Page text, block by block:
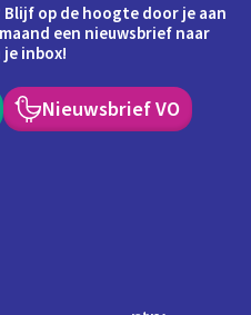
op de hoogte door je aan
een nieuwsbrief naar
inbox!
Nieuwsbrief VO